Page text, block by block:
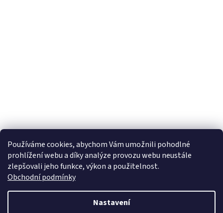
Používáme cookies, abychom Vám umožnili pohodlné
prohlížení webu a díky analýze provozu webu neustále
zlepšovali jeho funkce, výkon a použitelnost.
Obchodní podmínky
Nastavení